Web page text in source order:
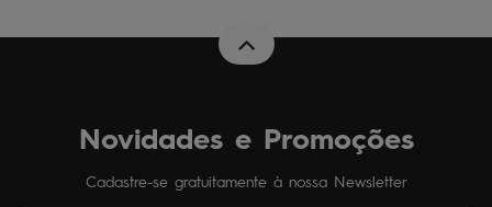
Novidades e Promoções
Cadastre-se gratuitamente à nossa Newsletter